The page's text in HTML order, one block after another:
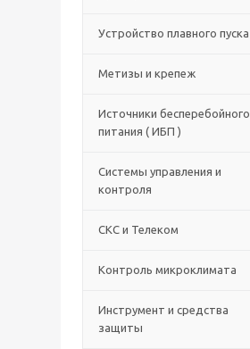
Устройство плавного пуска
Метизы и крепеж
Источники бесперебойного
питания ( ИБП )
Системы управления и
контроля
СКС и Телеком
Контроль микроклимата
Инструмент и средства
защиты